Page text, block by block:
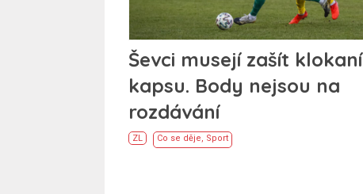
Ševci musejí zašít klokaní
kapsu. Body nejsou na
rozdávání
ZL Co se děje, Sport